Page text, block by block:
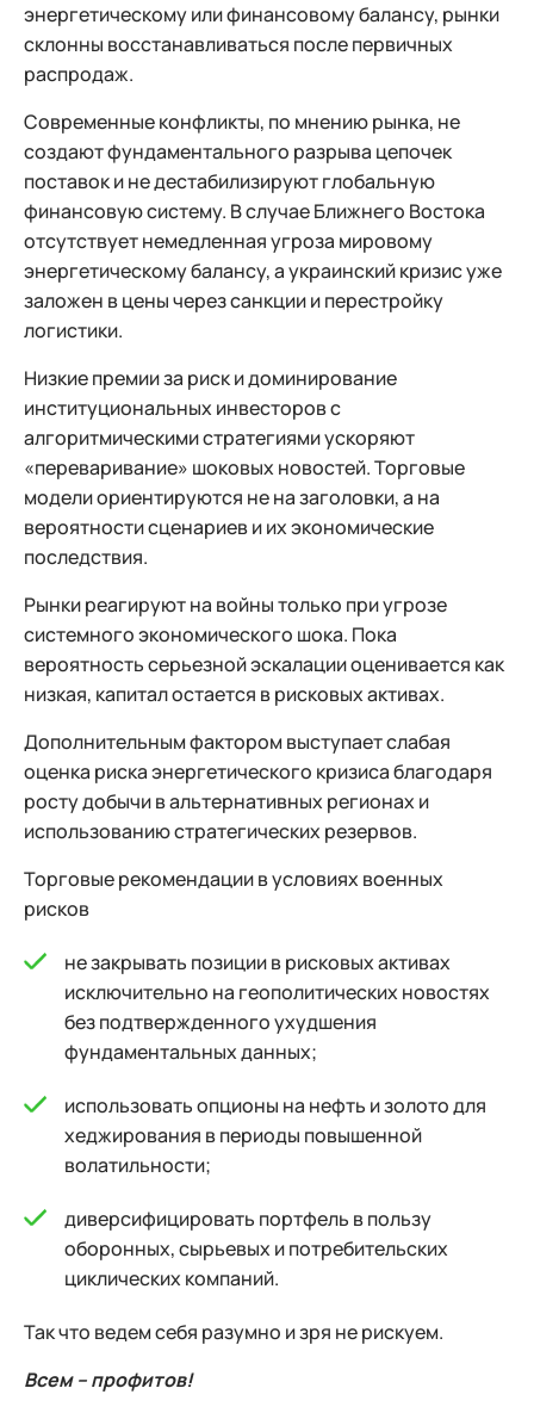
энергетическому или финансовому балансу, рынки
склонны восстанавливаться после первичных
распродаж.
Современные конфликты, по мнению рынка, не
создают фундаментального разрыва цепочек
поставок и не дестабилизируют глобальную
финансовую систему. В случае Ближнего Востока
отсутствует немедленная угроза мировому
энергетическому балансу, а украинский кризис уже
заложен в цены через санкции и перестройку
логистики.
Низкие премии за риск и доминирование
институциональных инвесторов с
алгоритмическими стратегиями ускоряют
«переваривание» шоковых новостей. Торговые
модели ориентируются не на заголовки, а на
вероятности сценариев и их экономические
последствия.
Рынки реагируют на войны только при угрозе
системного экономического шока. Пока
вероятность серьезной эскалации оценивается как
низкая, капитал остается в рисковых активах.
Дополнительным фактором выступает слабая
оценка риска энергетического кризиса благодаря
росту добычи в альтернативных регионах и
использованию стратегических резервов.
Торговые рекомендации в условиях военных
рисков
не закрывать позиции в рисковых активах
исключительно на геополитических новостях
без подтвержденного ухудшения
фундаментальных данных;
использовать опционы на нефть и золото для
хеджирования в периоды повышенной
волатильности;
диверсифицировать портфель в пользу
оборонных, сырьевых и потребительских
циклических компаний.
Так что ведем себя разумно и зря не рискуем.
Всем – профитов!